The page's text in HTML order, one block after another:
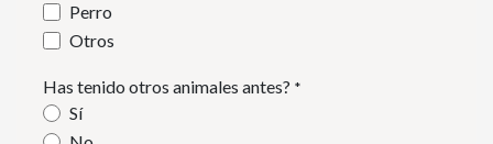
Perro
Otros
Has tenido otros animales antes? *
Sí